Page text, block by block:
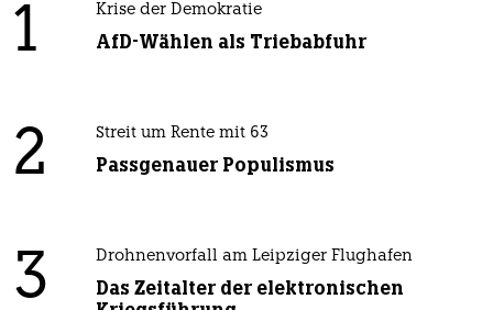
1 Krise der Demokratie
AfD-Wählen als Triebabfuhr
2 Streit um Rente mit 63
Passgenauer Populismus
3 Drohnenvorfall am Leipziger Flughafen
Das Zeitalter der elektronischen